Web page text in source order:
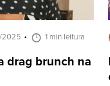
1 min leitura
drag brunch na